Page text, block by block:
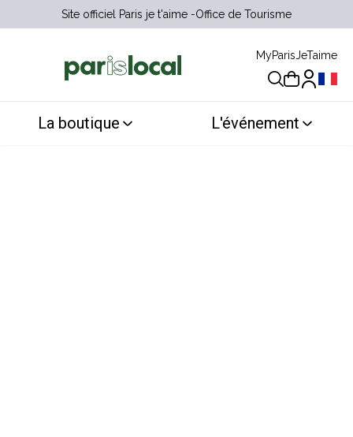
Site officiel Paris je t'aime Office de Tourisme
MyParisJeTaime
La boutique L'événement